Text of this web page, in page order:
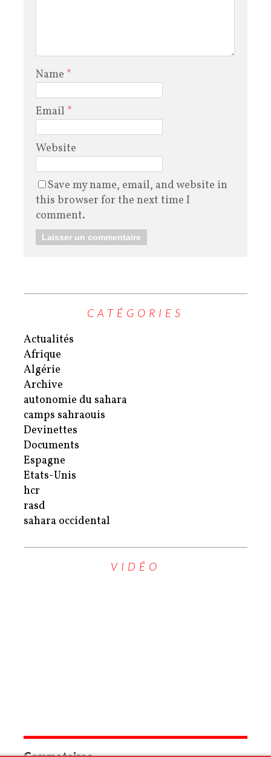
Name *
Email *
Website
Save my name, email, and website in
this browser for the next time I
comment.
CATÉGORIES
Actualités
Afrique
Algérie
Archive
autonomie du sahara
camps sahraouis
Devinettes
Documents
Espagne
Etats-Unis
hcr
rasd
sahara occidental
VIDÉO